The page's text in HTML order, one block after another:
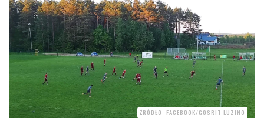
ŹRÓDŁO: FACEBOOK/GOSRIT LUZINO